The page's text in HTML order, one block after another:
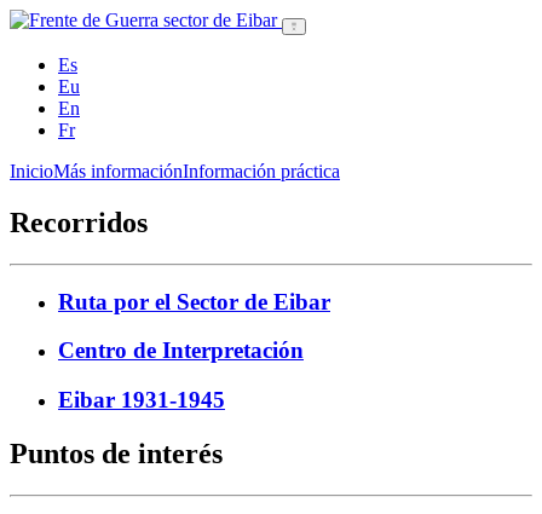
Es
Eu
En
Fr
InicioMás informaciónInformación práctica
Recorridos
Ruta por el Sector de Eibar
Centro de Interpretación
Eibar 1931-1945
Puntos de interés